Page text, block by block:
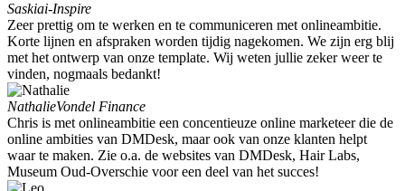
Saskiai-Inspire
Zeer prettig om te werken en te communiceren met onlineambitie.
Korte lijnen en afspraken worden tijdig nagekomen. We zijn erg blij
met het ontwerp van onze template. Wij weten jullie zeker weer te
vinden, nogmaals bedankt!
NathalieVondel Finance
Chris is met onlineambitie een concentieuze online marketeer die de
online ambities van DMDesk, maar ook van onze klanten helpt
waar te maken. Zie o.a. de websites van DMDesk, Hair Labs,
Museum Oud-Overschie voor een deel van het succes!